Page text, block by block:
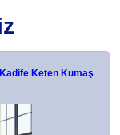
Keten Kumaş